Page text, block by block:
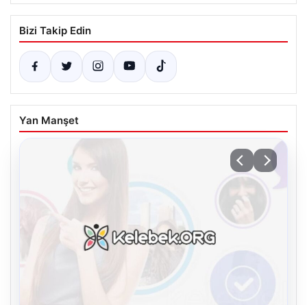
Bizi Takip Edin
Yan Manşet